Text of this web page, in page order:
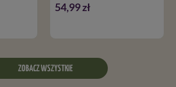
54,99 zł
ZOBACZ WSZYSTKIE